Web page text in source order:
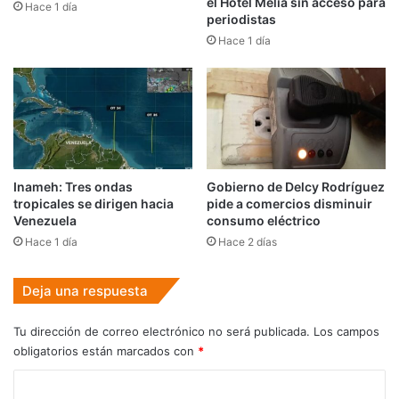
Hace 1 día
periodistas
Hace 1 día
Inameh: Tres ondas
tropicales se dirigen hacia
Venezuela
Hace 1 día
Gobierno de Delcy Rodríguez
pide a comercios disminuir
consumo eléctrico
Hace 2 días
Deja una respuesta
Tu dirección de correo electrónico no será publicada. Los campos
obligatorios están marcados con *